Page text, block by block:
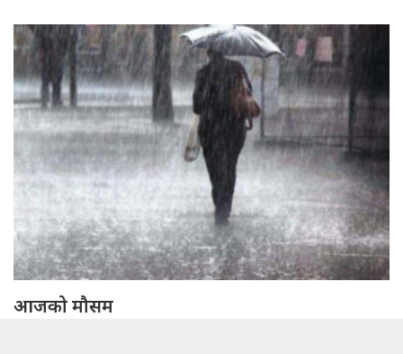
आजको मौसम